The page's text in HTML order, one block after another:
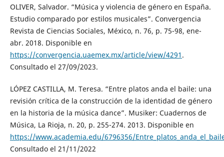
OLIVER, Salvador. “Música y violencia de género en España.
Estudio comparado por estilos musicales”. Convergencia
Revista de Ciencias Sociales, México, n. 76, p. 75-98, ene-
abr. 2018. Disponible en
https://convergencia.uaemex.mx/article/view/4291 .
Consultado el 27/09/2023.
LÓPEZ CASTILLA, M. Teresa. “Entre platos anda el baile: una
revisión crítica de la construcción de la identidad de género
en la historia de la música dance”. Musiker: Cuadernos de
Música, La Rioja, n. 20, p. 255-274. 2013. Disponible en
https://www.academia.edu/6796356/
Consultado el 21/11/2022